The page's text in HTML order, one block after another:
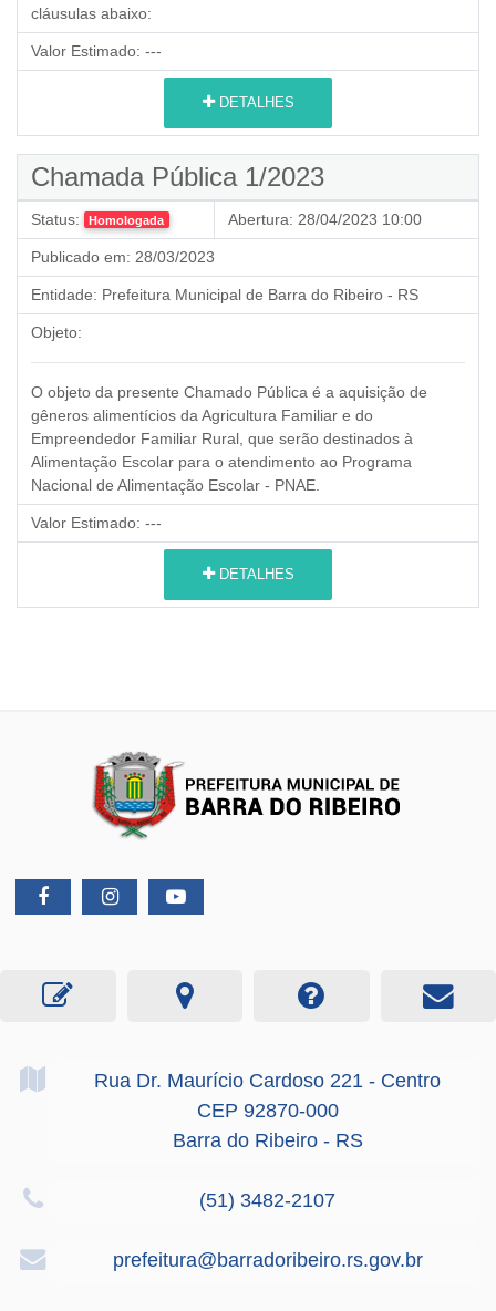
cláusulas abaixo:
Valor Estimado: ---
DETALHES
Chamada Pública 1/2023
Status: Homologada Abertura: 28/04/2023 10:00
Publicado em: 28/03/2023
Entidade: Prefeitura Municipal de Barra do Ribeiro - RS
Objeto:
O objeto da presente Chamado Pública é a aquisição de
gêneros alimentícios da Agricultura Familiar e do
Empreendedor Familiar Rural, que serão destinados à
Alimentação Escolar para o atendimento ao Programa
Nacional de Alimentação Escolar - PNAE.
Valor Estimado: ---
DETALHES
Rua Dr. Maurício Cardoso 221 - Centro
CEP 92870-000
Barra do Ribeiro - RS
(51) 3482-2107
prefeitura@barradoribeiro.rs.gov.br